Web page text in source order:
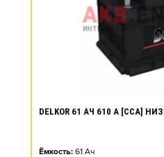
DELKOR 61 АЧ 610 А [CCA]
Ёмкость: 61 Ач